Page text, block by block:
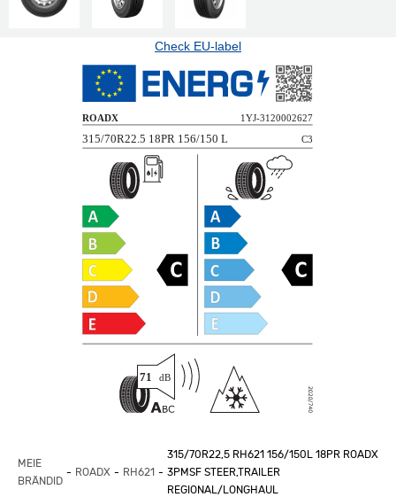
MEIE
BRÄNDID
ROADX RH621
315/70R22,5 RH621 156/150L 18PR ROADX
3PMSF STEER,TRAILER
REGIONAL/LONGHAUL
Check EU-label